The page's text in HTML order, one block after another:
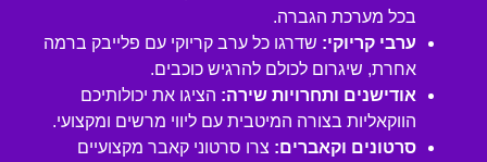
בכל מערכת הגברה.
ערבי קריוקי: שדרגו כל ערב קריוקי עם פלייבק ברמה
אחרת, שיגרום לכולם להרגיש כוכבים.
אודישנים ותחרויות שירה: הציגו את יכולותיכם
הווקאליות בצורה המיטבית עם ליווי מרשים ומקצועי.
סרטונים וקאברים: צרו סרטוני קאבר מקצועיים